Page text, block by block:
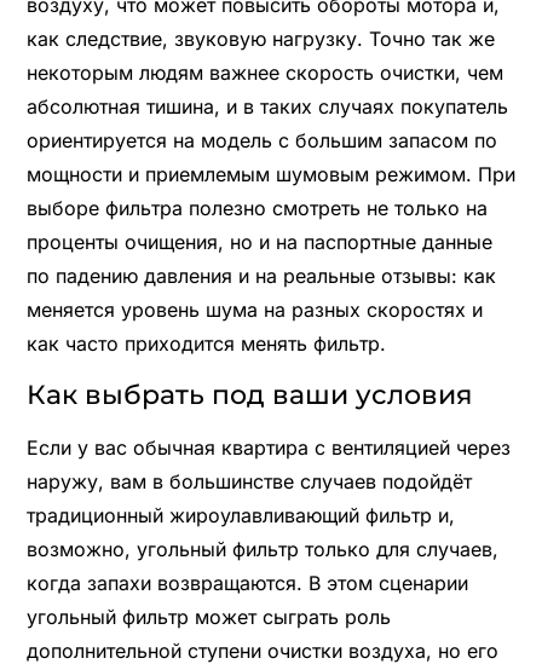
воздуху, что может повысить обороты мотора и,
как следствие, звуковую нагрузку. Точно так же
некоторым людям важнее скорость очистки, чем
абсолютная тишина, и в таких случаях покупатель
ориентируется на модель с большим запасом по
мощности и приемлемым шумовым режимом. При
выборе фильтра полезно смотреть не только на
проценты очищения, но и на паспортные данные
по падению давления и на реальные отзывы: как
меняется уровень шума на разных скоростях и
как часто приходится менять фильтр.
Как выбрать под ваши условия
Если у вас обычная квартира с вентиляцией через
наружу, вам в большинстве случаев подойдёт
традиционный жироулавливающий фильтр и,
возможно, угольный фильтр только для случаев,
когда запахи возвращаются. В этом сценарии
угольный фильтр может сыграть роль
дополнительной ступени очистки воздуха, но его